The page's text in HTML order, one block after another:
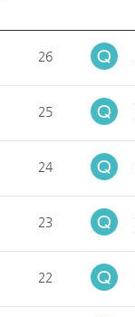
26
25
24
23
22